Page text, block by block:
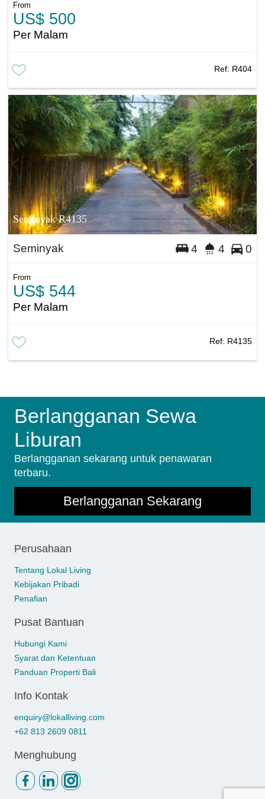
From
US$ 500
Per Malam
Ref: R404
Seminyak R4135
Seminyak 4 4 0
From
US$ 544
Per Malam
Ref: R4135
Berlangganan Sewa
Liburan
Berlangganan sekarang untuk penawaran
terbaru.
Berlangganan Sekarang
Perusahaan
Tentang Lokal Living
Kebijakan Pribadi
Penafian
Pusat Bantuan
Hubungi Kami
Syarat dan Ketentuan
Panduan Properti Bali
Info Kontak
enquiry@lokalliving.com
+62 813 2609 0811
Menghubung